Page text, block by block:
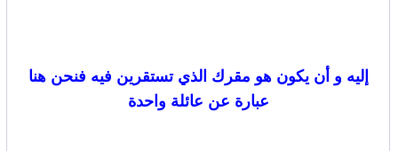
إليه و أن يكون هو مقرك الذي تستقرين فيه فنحن هنا
عبارة عن عائلة واحدة